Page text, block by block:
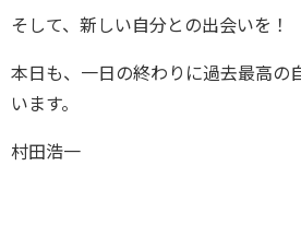
そして、新しい自分との出会いを！
本日も、一日の終わりに過去最高の
います。
村田浩一